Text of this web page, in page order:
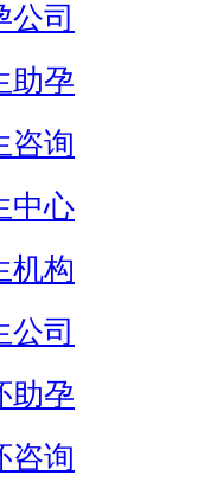
公司
助孕
咨询
中心
机构
公司
助孕
咨询